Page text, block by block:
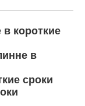
короткие
в
сроки